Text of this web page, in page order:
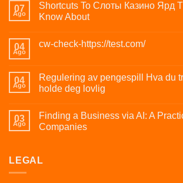
07
Ago
Shortcuts To Слоты Казино Ярд
Know About
04
Ago
cw-check-https://test.com/
04
Ago
Regulering av pengespill Hva du
holde deg lovlig
03
Ago
Finding a Business via AI: A
Companies
LEGAL